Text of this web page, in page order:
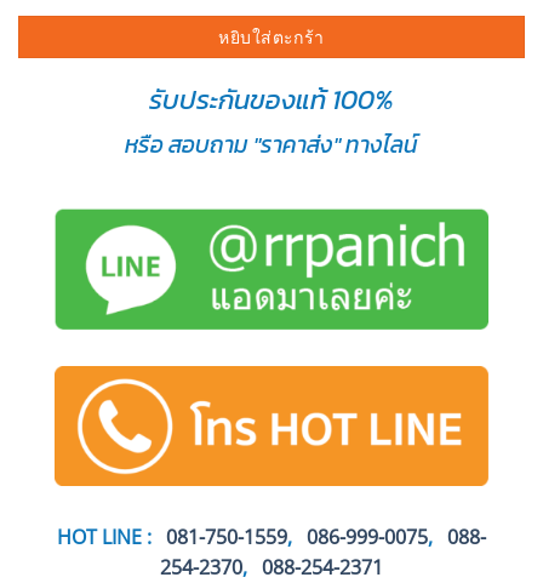
หยิบใส่ตะกร้า
รับประกันของแท้ 100%
หรือ สอบถาม "ราคาส่ง" ทางไลน์
HOT LINE : 081-750-1559, 086-999-0075, 088-
254-2370, 088-254-2371